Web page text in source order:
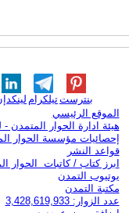
تيلكرامبنترست
الموقع الرئيسي
هيئة ادارة الحوار المتمدن -
إحصائيات مؤسسة الحوار
قواعد النشر
ابرز كتاب / كاتبات الحوار
يوتيوب التمدن
مكتبة التمدن
عدد الزوار: 3,428,619,933